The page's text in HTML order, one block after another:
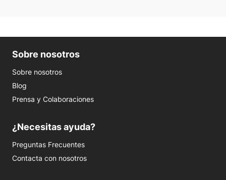
Sobre nosotros
Sobre nosotros
Blog
Prensa y Colaboraciones
¿Necesitas ayuda?
Preguntas Frecuentes
Contacta con nosotros